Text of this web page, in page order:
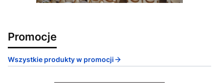
Promocje
Wszystkie produkty w promocji